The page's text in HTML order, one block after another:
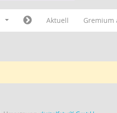
Aktuell Gremium